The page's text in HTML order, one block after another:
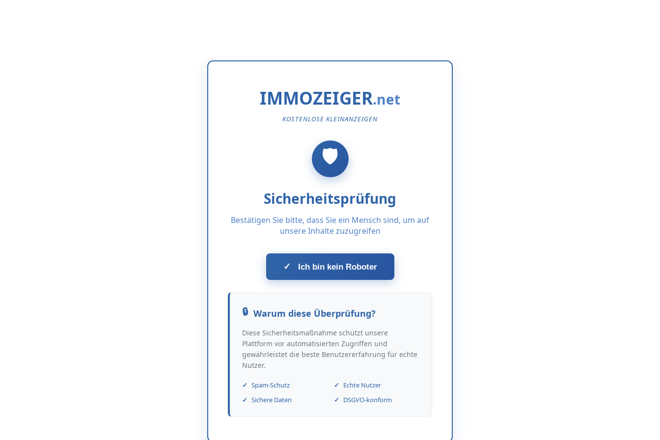
IMMOZEIGER
KOSTENLOSE KLEINANZEIGEN
Sicherheitsprüfung
Bestätigen Sie bitte, dass Sie ein Mensch sind, um auf
unsere Inhalte zuzugreifen
✓ Ich bin kein Roboter
Warum diese Überprüfung?
Diese Sicherheitsmaßnahme schützt unsere
Plattform vor automatisierten Zugriffen und
gewährleistet die beste Benutzererfahrung für echte
Nutzer.
Spam-Schutz
Echte Nutzer
Sichere Daten
DSGVO-konform